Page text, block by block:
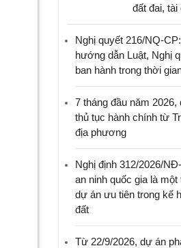
đất đai, tài
Nghị quyết 216/NQ-
hướng dẫn Luật, Nghị
ban hành trong thời
7 tháng đầu năm 2026,
thủ tục hành chính từ
địa phương
Nghị định 312/2026/
an ninh quốc gia là
dự án ưu tiên trong kế
đất
Từ 22/9/2026, dự án